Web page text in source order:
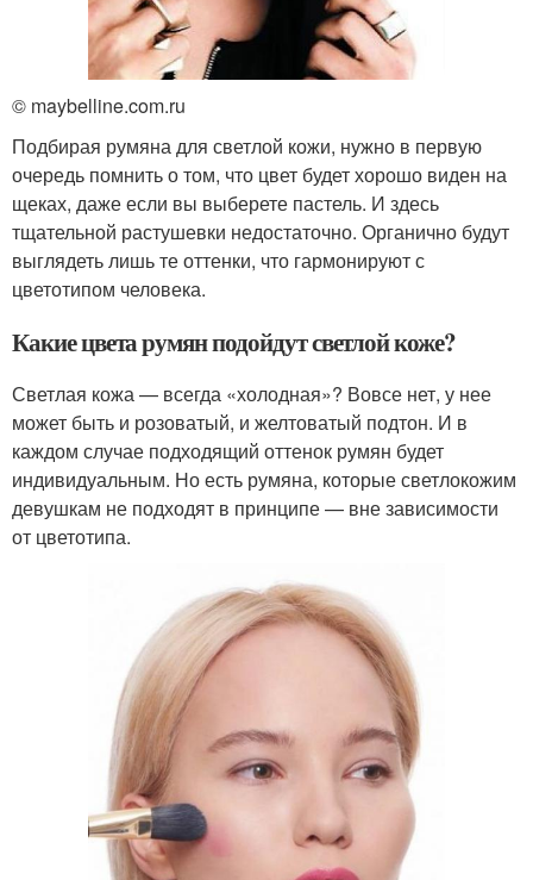
© maybelline.com.ru
Подбирая румяна для светлой кожи, нужно в первую
очередь помнить о том, что цвет будет хорошо виден на
щеках, даже если вы выберете пастель. И здесь
тщательной растушевки недостаточно. Органично будут
выглядеть лишь те оттенки, что гармонируют с
цветотипом человека.
Какие цвета румян подойдут светлой коже?
Светлая кожа — всегда «холодная»? Вовсе нет, у нее
может быть и розоватый, и желтоватый подтон. И в
каждом случае подходящий оттенок румян будет
индивидуальным. Но есть румяна, которые светлокожим
девушкам не подходят в принципе — вне зависимости
от цветотипа.